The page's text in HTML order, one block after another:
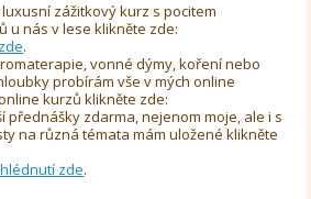
zážitkový kurz s pocitem
u nás v lese klikněte zde:
.
vonné dýmy, koření nebo
probírám vše v mých online
kurzů klikněte zde:
přednášky zdarma, nejenom moje, ale i s
na různá témata mám uložené klikněte
zde.